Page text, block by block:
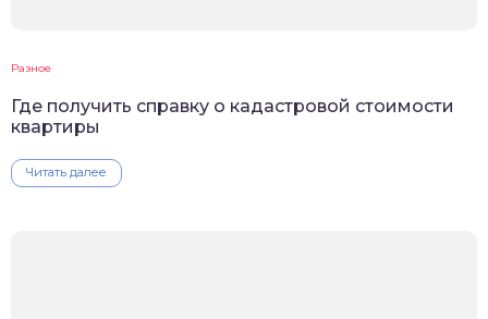
Разное
Где получить справку о кадастровой стоимости
квартиры
Читать далее